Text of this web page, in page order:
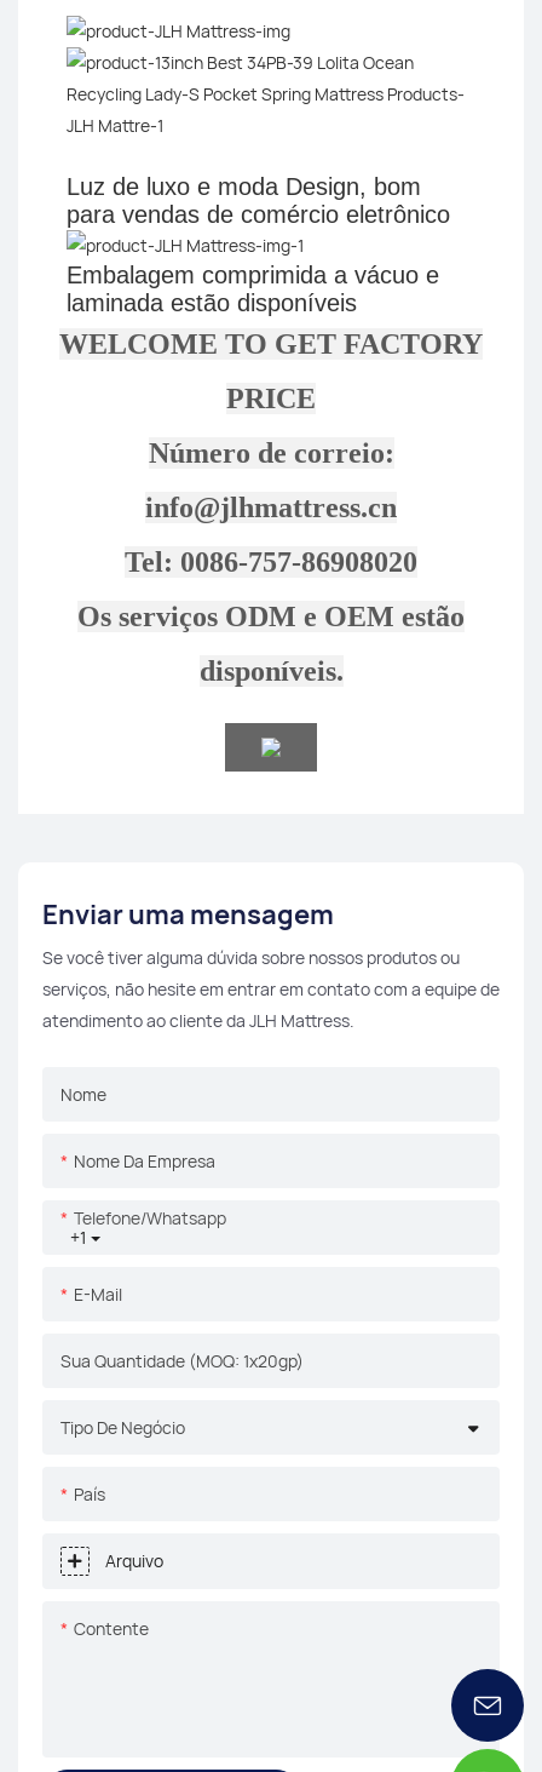
Luz de luxo e moda Design, bom
para vendas de comércio eletrônico
Embalagem comprimida a vácuo e
laminada estão disponíveis
WELCOME TO GET FACTORY
PRICE
Número de correio:
info@jlhmattress.cn
Tel: 0086-757-86908020
Os serviços ODM e OEM estão
disponíveis.
Enviar uma mensagem
Se você tiver alguma dúvida sobre nossos produtos ou
serviços, não hesite em entrar em contato com a equipe de
atendimento ao cliente da JLH Mattress.
Nome
Nome Da Empresa
+1
Telefone/whatsapp
E-Mail
Sua Quantidade (MOQ: 1x20gp)
Tipo De Negócio
País
Arquivo
Contente